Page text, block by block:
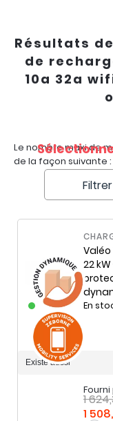
Résultats
de
10a 32a
Le nombre maxi de
de la façon suivante
Filtrer
Valéo
22
En
1
1